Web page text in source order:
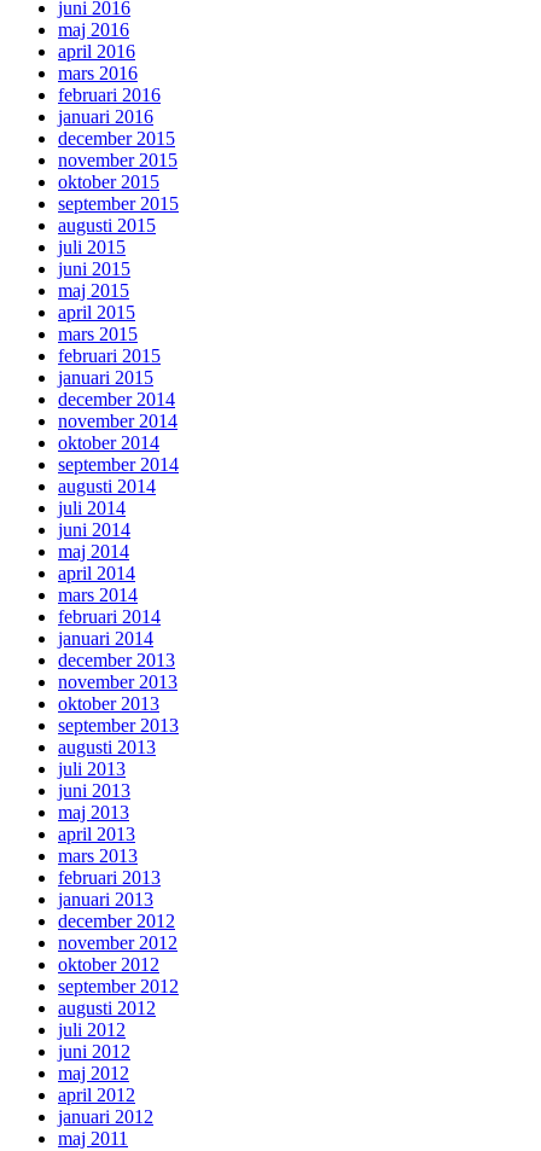
juni 2016
maj 2016
april 2016
mars 2016
februari 2016
januari 2016
december 2015
november 2015
oktober 2015
september 2015
augusti 2015
juli 2015
juni 2015
maj 2015
april 2015
mars 2015
februari 2015
januari 2015
december 2014
november 2014
oktober 2014
september 2014
augusti 2014
juli 2014
juni 2014
maj 2014
april 2014
mars 2014
februari 2014
januari 2014
december 2013
november 2013
oktober 2013
september 2013
augusti 2013
juli 2013
juni 2013
maj 2013
april 2013
mars 2013
februari 2013
januari 2013
december 2012
november 2012
oktober 2012
september 2012
augusti 2012
juli 2012
juni 2012
maj 2012
april 2012
januari 2012
maj 2011